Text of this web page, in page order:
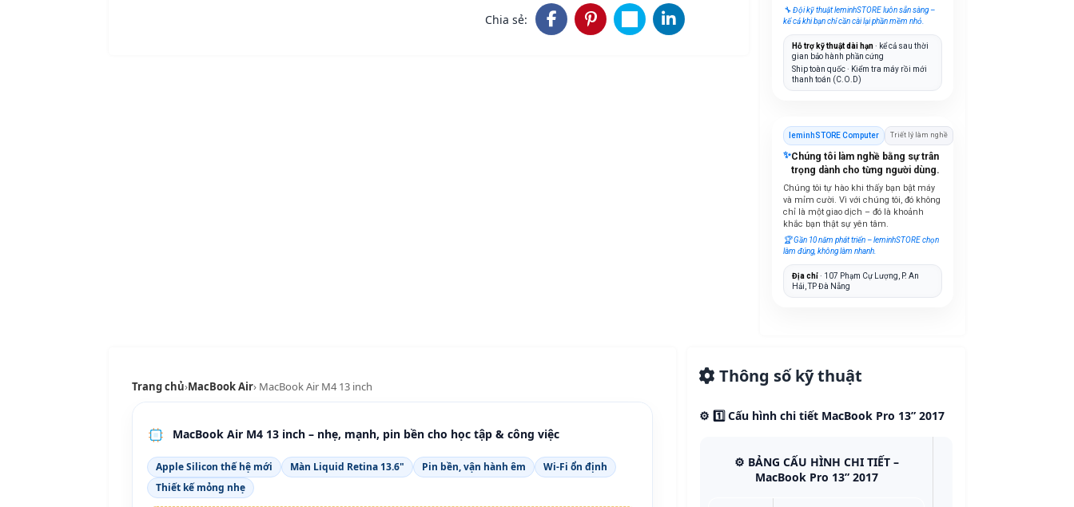
Chia sẻ:
🔧 Đội kỹ thuật leminhSTORE luôn sẵn sàng –
kể cả khi bạn chỉ cần cài lại phần mềm nhỏ.
Hỗ trợ kỹ thuật dài hạn· kể cả sau thời
gian bảo hành phần cứng
Ship toàn quốc · Kiểm tra máy rồi mới
thanh toán (C.O.D)
leminhSTORE Computer Triết lý làm nghề
✨Chúng tôi làm nghề bằng sự trân
trọng dành cho từng người dùng.
Chúng tôi tự hào khi thấy bạn bật máy
và mỉm cười. Vì với chúng tôi, đó không
chỉ là một giao dịch – đó là khoảnh
khắc bạn thật sự yên tâm.
🏆 Gần 10 năm phát triển – leminhSTORE chọn
làm đúng, không làm nhanh.
Địa chỉ· 107 Phạm Cự Lượng, P. An
Hải, TP Đà Nẵng
Trang chủ›MacBook Air› MacBook Air M4 13 inch
MacBook Air M4 13 inch – nhẹ, mạnh, pin bền cho học tập & công việc
Apple Silicon thế hệ mới Màn Liquid Retina 13.6" Pin bền, vận hành êm
Wi-Fi ổn định
Thiết kế mỏng nhẹ
Thông số kỹ thuật
⚙️ 1️⃣ Cấu hình chi tiết MacBook Pro 13” 2017
⚙️ BẢNG CẤU HÌNH CHI TIẾT –
MacBook Pro 13” 2017